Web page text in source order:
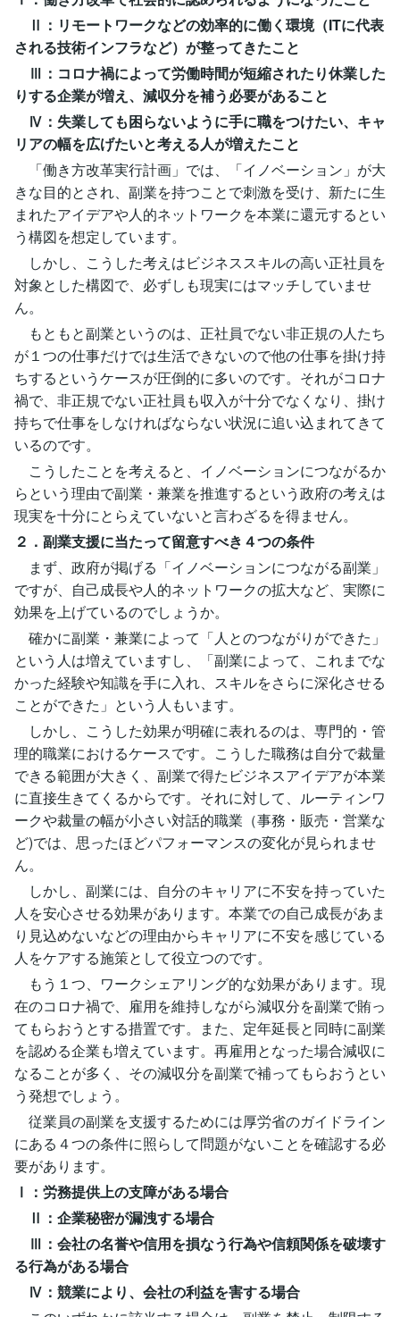
Ⅱ：リモートワークなどの効率的に働く環境（ITに代表
される技術インフラなど）が整ってきたこと
Ⅲ：コロナ禍によって労働時間が短縮されたり休業した
りする企業が増え、減収分を補う必要があること
Ⅳ：失業しても困らないように手に職をつけたい、キャ
リアの幅を広げたいと考える人が増えたこと
「働き方改革実行計画」では、「イノベーション」が大
きな目的とされ、副業を持つことで刺激を受け、新たに生
まれたアイデアや人的ネットワークを本業に還元するとい
う構図を想定しています。
しかし、こうした考えはビジネススキルの高い正社員を
対象とした構図で、必ずしも現実にはマッチしていませ
ん。
もともと副業というのは、正社員でない非正規の人たち
が１つの仕事だけでは生活できないので他の仕事を掛け持
ちするというケースが圧倒的に多いのです。それがコロナ
禍で、非正規でない正社員も収入が十分でなくなり、掛け
持ちで仕事をしなければならない状況に追い込まれてきて
いるのです。
こうしたことを考えると、イノベーションにつながるか
らという理由で副業・兼業を推進するという政府の考えは
現実を十分にとらえていないと言わざるを得ません。
２．副業支援に当たって留意すべき４つの条件
まず、政府が掲げる「イノベーションにつながる副業」
ですが、自己成長や人的ネットワークの拡大など、実際に
効果を上げているのでしょうか。
確かに副業・兼業によって「人とのつながりができた」
という人は増えていますし、「副業によって、これまでな
かった経験や知識を手に入れ、スキルをさらに深化させる
ことができた」という人もいます。
しかし、こうした効果が明確に表れるのは、専門的・管
理的職業におけるケースです。こうした職務は自分で裁量
できる範囲が大きく、副業で得たビジネスアイデアが本業
に直接生きてくるからです。それに対して、ルーティンワ
ークや裁量の幅が小さい対話的職業（事務・販売・営業な
ど)では、思ったほどパフォーマンスの変化が見られませ
ん。
しかし、副業には、自分のキャリアに不安を持っていた
人を安心させる効果があります。本業での自己成長があま
り見込めないなどの理由からキャリアに不安を感じている
人をケアする施策として役立つのです。
もう１つ、ワークシェアリング的な効果があります。現
在のコロナ禍で、雇用を維持しながら減収分を副業で賄っ
てもらおうとする措置です。また、定年延長と同時に副業
を認める企業も増えています。再雇用となった場合減収に
なることが多く、その減収分を副業で補ってもらおうとい
う発想でしょう。
従業員の副業を支援するためには厚労省のガイドライン
にある４つの条件に照らして問題がないことを確認する必
要があります。
Ⅰ：労務提供上の支障がある場合
Ⅱ：企業秘密が漏洩する場合
Ⅲ：会社の名誉や信用を損なう行為や信頼関係を破壊す
る行為がある場合
Ⅳ：競業により、会社の利益を害する場合